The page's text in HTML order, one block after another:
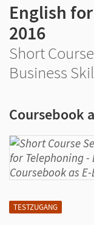
TESTZUGANG
English
2016
Short
Business
Coursebook